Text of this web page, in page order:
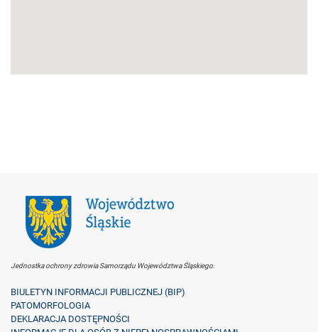
Jednostka ochrony zdrowia Samorządu Województwa Śląskiego.
BIULETYN INFORMACJI PUBLICZNEJ (BIP)
PATOMORFOLOGIA
DEKLARACJA DOSTĘPNOŚCI